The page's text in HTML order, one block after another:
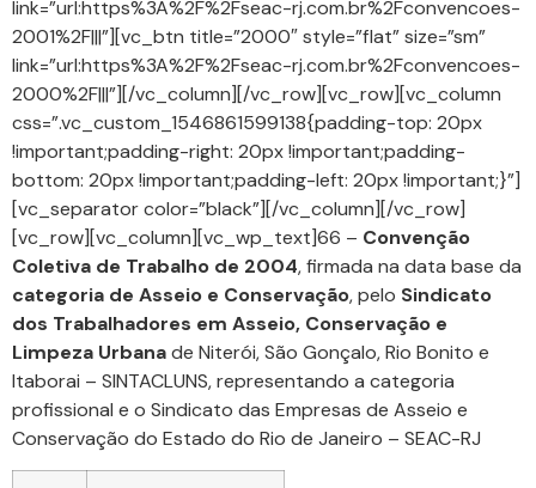
link=”url:https%3A%2F%2Fseac-rj.com.br%2Fconvencoes-
2001%2F|||”][vc_btn title=”2000″ style=”flat” size=”sm”
link=”url:https%3A%2F%2Fseac-rj.com.br%2Fconvencoes-
2000%2F|||”][/vc_column][/vc_row][vc_row][vc_column
css=”.vc_custom_1546861599138{padding-top: 20px
!important;padding-right: 20px !important;padding-
bottom: 20px !important;padding-left: 20px !important;}”]
[vc_separator color=”black”][/vc_column][/vc_row]
[vc_row][vc_column][vc_wp_text]66 – Convenção
Coletiva de Trabalho de 2004, firmada na data base da
categoria de Asseio e Conservação, pelo Sindicato
dos Trabalhadores em Asseio, Conservação e
Limpeza Urbanade Niterói, São Gonçalo, Rio Bonito e
Itaborai – SINTACLUNS, representando a categoria
profissional e o Sindicato das Empresas de Asseio e
Conservação do Estado do Rio de Janeiro – SEAC-RJ